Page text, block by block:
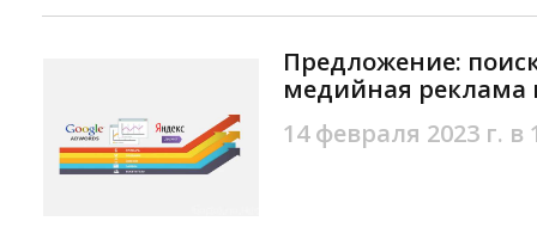
Предложение:
медийная реклама
14 февраля 2023 г. в